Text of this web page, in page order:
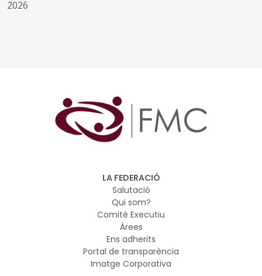
2026
LA FEDERACIÓ
Salutació
Qui som?
Comitè Executiu
Àrees
Ens adherits
Portal de transparència
Imatge Corporativa